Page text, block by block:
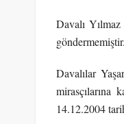
Davalı
göndermemiştir.
Davalılar
mirasçılarına
14.12.2004